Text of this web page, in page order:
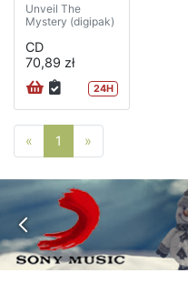
Unveil The
Mystery (digipak)
CD
70,89 zł
24H
« Poprzednia strona
1 »